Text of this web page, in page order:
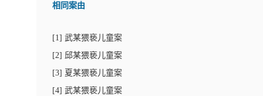
相同案由
[1] 武某猥亵儿童案
[2] 邱某猥亵儿童案
[3] 夏某猥亵儿童案
[4] 武某猥亵儿童案